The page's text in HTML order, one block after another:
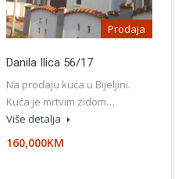
Prodaja
Danila Ilica 56/17
Na prodaju kuća u Bijeljini.
Kuća je mrtvim zidom…
Više detalja
160,000KM